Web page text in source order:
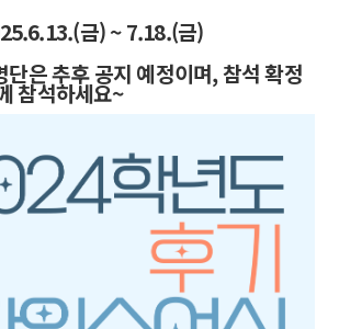
금) ~ 7.18.(금)
은 추후 공지 예정이며, 참석 확정
참석하세요~